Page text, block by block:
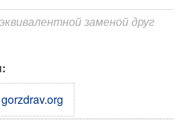
заменой друг
gorzdrav.org